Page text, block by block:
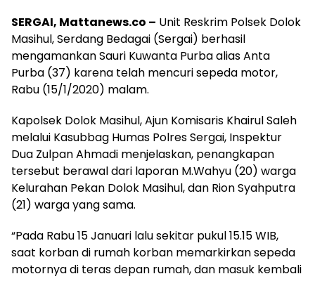
SERGAI, Mattanews.co – Unit Reskrim Polsek Dolok
Masihul, Serdang Bedagai (Sergai) berhasil
mengamankan Sauri Kuwanta Purba alias Anta
Purba (37) karena telah mencuri sepeda motor,
Rabu (15/1/2020) malam.
Kapolsek Dolok Masihul, Ajun Komisaris Khairul Saleh
melalui Kasubbag Humas Polres Sergai, Inspektur
Dua Zulpan Ahmadi menjelaskan, penangkapan
tersebut berawal dari laporan M.Wahyu (20) warga
Kelurahan Pekan Dolok Masihul, dan Rion Syahputra
(21) warga yang sama.
“Pada Rabu 15 Januari lalu sekitar pukul 15.15 WIB,
saat korban di rumah korban memarkirkan sepeda
motornya di teras depan rumah, dan masuk kembali